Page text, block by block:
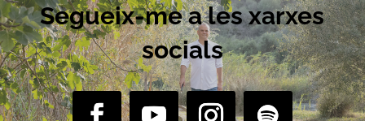
Segueix-me a les xarxes
socials